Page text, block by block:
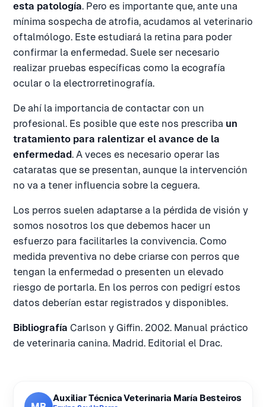
esta patología. Pero es importante que, ante una
mínima sospecha de atrofia, acudamos al veterinario
oftalmólogo. Este estudiará la retina para poder
confirmar la enfermedad. Suele ser necesario
realizar pruebas específicas como la ecografía
ocular o la electrorretinografía.
De ahí la importancia de contactar con un
profesional. Es posible que este nos prescriba un
tratamiento para ralentizar el avance de la
enfermedad. A veces es necesario operar las
cataratas que se presentan, aunque la intervención
no va a tener influencia sobre la ceguera.
Los perros suelen adaptarse a la pérdida de visión y
somos nosotros los que debemos hacer un
esfuerzo para facilitarles la convivencia. Como
medida preventiva no debe criarse con perros que
tengan la enfermedad o presenten un elevado
riesgo de portarla. En los perros con pedigrí estos
datos deberían estar registrados y disponibles.
Bibliografía Carlson y Giffin. 2002. Manual práctico
de veterinaria canina. Madrid. Editorial el Drac.
Auxiliar Técnica Veterinaria María Besteiros